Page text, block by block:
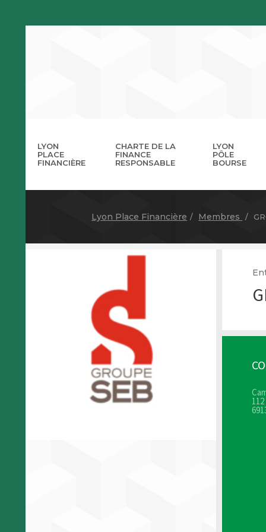
LYON
PLACE
FINANCIÈRE
La
CHARTE DE LA
FINANCE
RESPONSABLE
LYON
PÔLE
BOURSE
Lyon Place Financière Membres